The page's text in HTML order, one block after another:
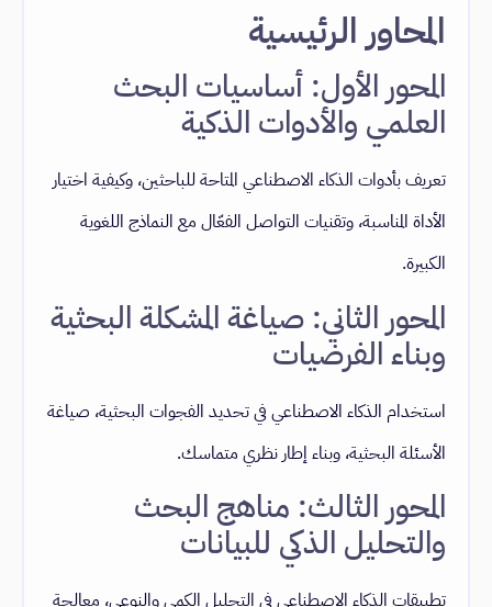
المحاور الرئيسية
المحور الأول: أساسيات البحث
العلمي والأدوات الذكية
تعريف بأدوات الذكاء الاصطناعي المتاحة للباحثين، وكيفية اختيار
الأداة المناسبة، وتقنيات التواصل الفعّال مع النماذج اللغوية
الكبيرة.
المحور الثاني: صياغة المشكلة البحثية
وبناء الفرضيات
استخدام الذكاء الاصطناعي في تحديد الفجوات البحثية، صياغة
الأسئلة البحثية، وبناء إطار نظري متماسك.
المحور الثالث: مناهج البحث
والتحليل الذكي للبيانات
تطبيقات الذكاء الاصطناعي في التحليل الكمي والنوعي، معالجة